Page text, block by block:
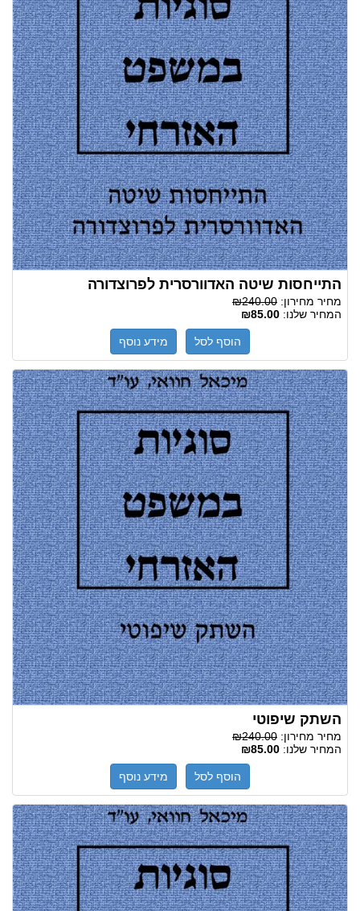
התייחסות שיטה האדוורסרית לפרוצדורה
מחיר מחירון: ₪240.00
המחיר שלנו: ₪85.00
הוסף לסל מידע נוסף
השתק שיפוטי
מחיר מחירון: ₪240.00
המחיר שלנו: ₪85.00
הוסף לסל מידע נוסף